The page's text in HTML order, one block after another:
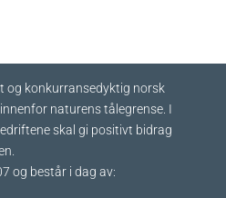
og konkurransedyktig norsk
naturens tålegrense. I
skal gi positivt bidrag
og består i dag av: